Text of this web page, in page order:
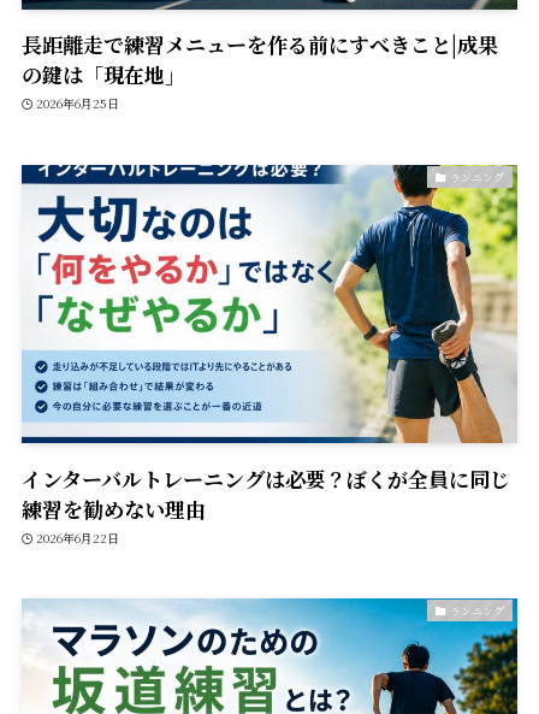
長距離走で練習メニューを作る前にすべきこと|成果
の鍵は「現在地」
2026年6月25日
ランニング
インターバルトレーニングは必要？ぼくが全員に同じ
練習を勧めない理由
2026年6月22日
ランニング